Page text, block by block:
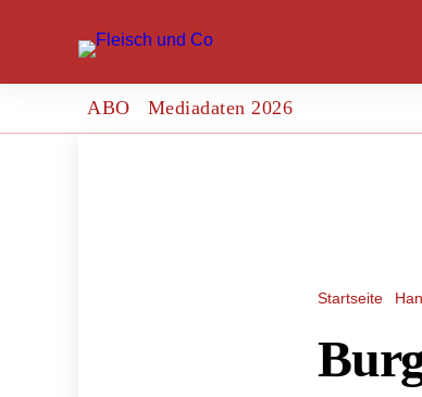
ABO Mediadaten 2026
Startseite